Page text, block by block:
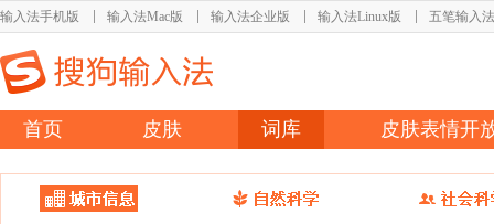
输入法手机版 输入法Mac版 输入法企业版 输入法Linux版 五笔输入法
首页 皮肤 词库 皮肤表情开